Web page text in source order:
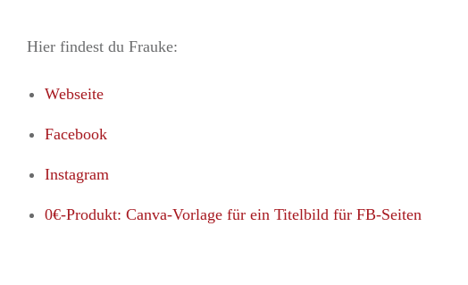
Hier findest du Frauke:
Webseite
Facebook
Instagram
0€-Produkt: Canva-Vorlage für ein Titelbild für FB-Seiten